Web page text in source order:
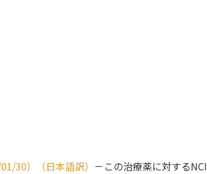
30）（日本語訳） －この治療薬に対するNCI